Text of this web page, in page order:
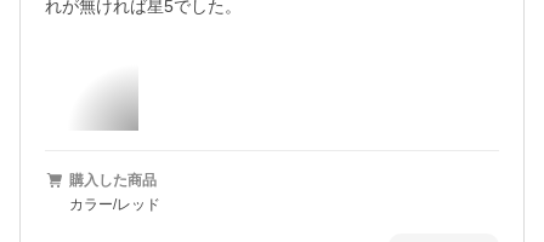
れが無ければ星5でした。
購入した商品
カラー/レッド